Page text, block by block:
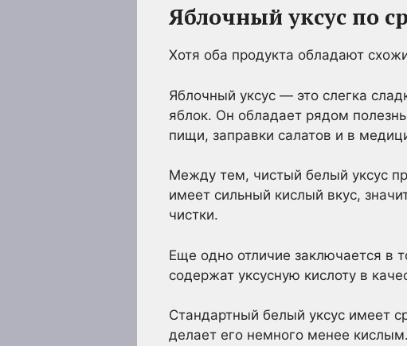
Яблочный уксус по
Хотя оба продукта обладают
Яблочный уксус — это слегка
яблок. Он обладает рядом
пищи, заправки салатов и в
Между тем, чистый белый уксус
имеет сильный кислый вкус,
чистки.
Еще одно отличие заключается в
содержат уксусную кислоту в
Стандартный белый уксус имеет
делает его немного менее кислым.